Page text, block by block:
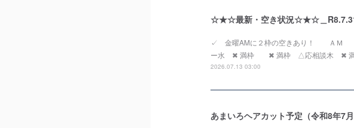
☆★☆最新・空き状況☆★☆＿
✓ 金曜AMに２枠の空きあり
ー水 ✖ 満枠 ✖ 満枠 △応相談木 ✖
2026.07.13 03:00
あまいろヘアカット予定（令和8年7月